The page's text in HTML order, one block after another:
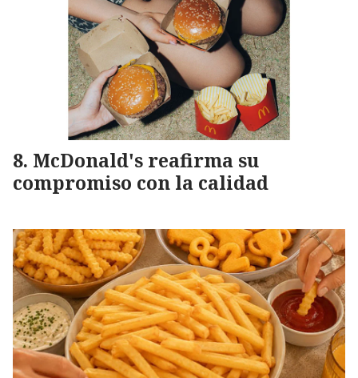
McDonald's reafirma su
compromiso con la calidad